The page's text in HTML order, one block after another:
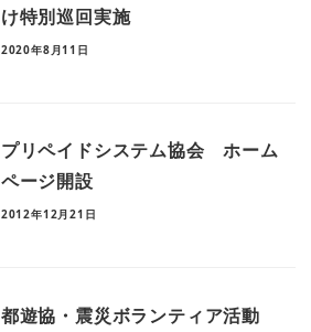
け特別巡回実施
2020年8月11日
プリペイドシステム協会 ホーム
ページ開設
2012年12月21日
都遊協・震災ボランティア活動